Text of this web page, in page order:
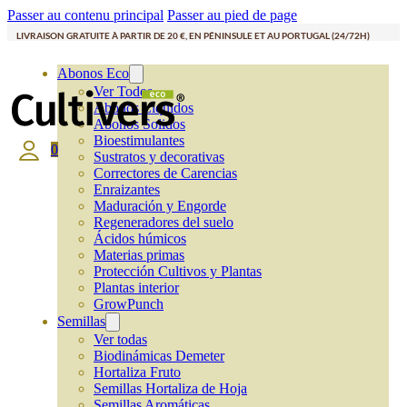
Passer au contenu principal Passer au pied de page
LIVRAISON GRATUITE À PARTIR DE 20 €, EN PÉNINSULE ET AU PORTUGAL (24/72H)
Abonos Eco
Ver Todos
Abonos Líquidos
Abonos Solidos
Bioestimulantes
Sustratos y decorativas
Correctores de Carencias
Enraizantes
Maduración y Engorde
Regeneradores del suelo
Ácidos húmicos
Materias primas
Protección Cultivos y Plantas
Plantas interior
GrowPunch
Semillas
Ver todas
Biodinámicas Demeter
Hortaliza Fruto
Semillas Hortaliza de Hoja
0